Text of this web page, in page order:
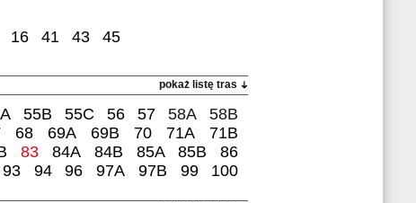
16 41 43 45
pokaż listę tras
55B 55C 56 57 58A
58B
68 69A 69B 70 71A
71B
83 84A 84B 85A 85B
86
93 94 96 97A 97B 99
100